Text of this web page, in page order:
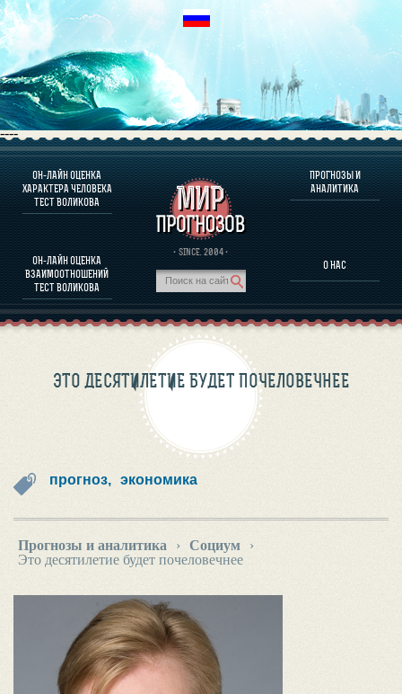
----
ОН-ЛАЙН ОЦЕНКА
ХАРАКТЕРА ЧЕЛОВЕКА
ТЕСТ ВОЛИКОВА
ОН-ЛАЙН ОЦЕНКА
ВЗАИМООТНОШЕНИЙ
ТЕСТ ВОЛИКОВА
· SINCE. 2004 ·
ПРОГНОЗЫ И
АНАЛИТИКА
О НАС
О ПРОГРАММЕ
ОЦЕНКА ХАРАКТЕРA ЧЕЛОВЕКА
ОЦЕНКА ХАРАКТЕРА ВЫДАЮЩИХСЯ ЛИЧНОСТЕЙ
О ПРОГРАММЕ
ПРОГНОЗЫ И АНАЛИТИКА
ЭТО ДЕСЯТИЛЕТИЕ БУДЕТ ПОЧЕЛОВЕЧНЕЕ
прогноз, экономика
Прогнозы и аналитика › Социум
›
Это десятилетие будет почеловечнее